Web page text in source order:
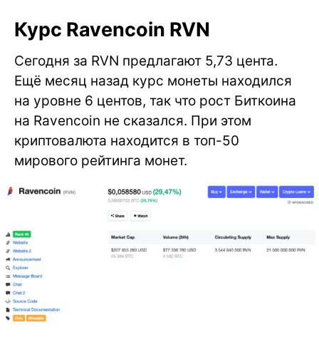
Курс Ravencoin RVN
Сегодня за RVN предлагают 5,73 цента.
Ещё месяц назад курс монеты находился
на уровне 6 центов, так что рост Биткоина
на Ravencoin не сказался. При этом
криптовалюта находится в топ-50
мирового рейтинга монет.